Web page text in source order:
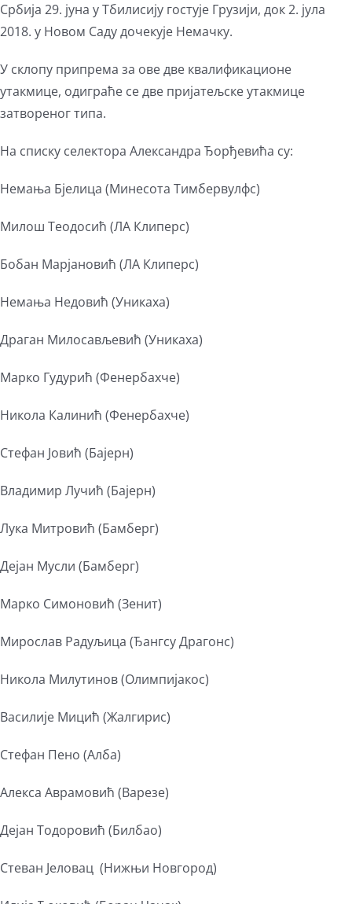
Србија 29. јуна у Тбилисију гостује Грузији, док 2. јула
2018. у Новом Саду дочекује Немачку.
У склопу припрема за ове две квалификационе
утакмице, одиграће се две пријатељске утакмице
затвореног типа.
На списку селектора Александра Ђорђевића су:
Немања Бјелица (Минесота Тимбервулфс)
Милош Теодосић (ЛА Клиперс)
Бобан Марјановић (ЛА Клиперс)
Немања Недовић (Уникаха)
Драган Милосављевић (Уникаха)
Марко Гудурић (Фенербахче)
Никола Калинић (Фенербахче)
Стефан Јовић (Бајерн)
Владимир Лучић (Бајерн)
Лука Митровић (Бамберг)
Дејан Мусли (Бамберг)
Марко Симоновић (Зенит)
Мирослав Радуљица (Ђангсу Драгонс)
Никола Милутинов (Олимпијакос)
Василије Мицић (Жалгирис)
Стефан Пено (Алба)
Алекса Аврамовић (Варезе)
Дејан Тодоровић (Билбао)
Стеван Јеловац (Нижњи Новгород)